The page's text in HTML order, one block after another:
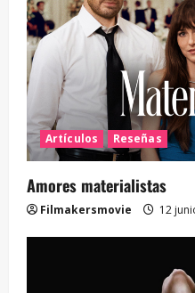
Artículos Reseñas
Amores materialistas
Filmakersmovie 12